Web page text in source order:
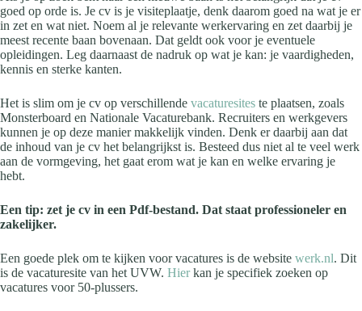
goed op orde is. Je cv is je visiteplaatje, denk daarom goed na wat je er
in zet en wat niet. Noem al je relevante werkervaring en zet daarbij je
meest recente baan bovenaan. Dat geldt ook voor je eventuele
opleidingen. Leg daarnaast de nadruk op wat je kan: je vaardigheden,
kennis en sterke kanten.
Het is slim om je cv op verschillende vacaturesites te plaatsen, zoals
Monsterboard en Nationale Vacaturebank. Recruiters en werkgevers
kunnen je op deze manier makkelijk vinden. Denk er daarbij aan dat
de inhoud van je cv het belangrijkst is. Besteed dus niet al te veel werk
aan de vormgeving, het gaat erom wat je kan en welke ervaring je
hebt.
Een tip: zet je cv in een Pdf-bestand. Dat staat professioneler en
zakelijker.
Een goede plek om te kijken voor vacatures is de website werk.nl. Dit
is de vacaturesite van het UVW. Hierkan je specifiek zoeken op
vacatures voor 50-plussers.